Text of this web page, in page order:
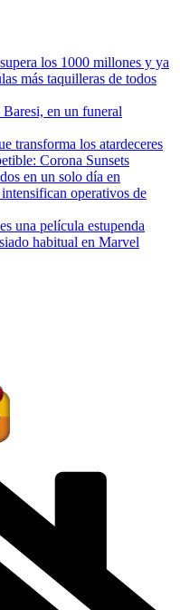
los 1000 millones y ya
más taquilleras de todos
en un funeral
transforma los atardeceres
Corona Sunsets
en un solo día en
operativos de
una película estupenda
habitual en Marvel